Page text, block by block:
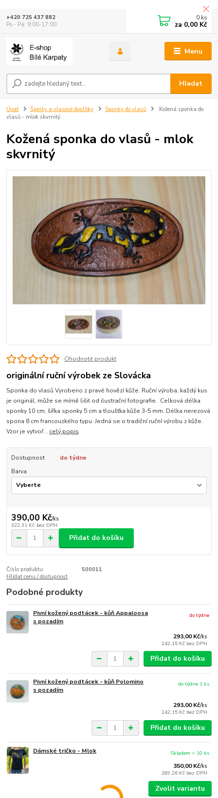
Menu
Hledat
+420 725 437 882
Po - Pá: 9:00-17:00
0 ks
za 0,00 Kč
Úvod Šperky a vlasové doplňky Sponky do vlasů
Kožená sponka do
vlasů - mlok skvrnitý
Kožená sponka do vlasů - mlok
skvrnitý
Ohodnotit produkt
originální ruční výrobek ze Slovácka
Sponka do vlasů Vyrobeno z pravé hovězí kůže. Ruční výroba, každý kus
je originál, může se mírně lišit od ilustrační fotografie. Celková délka
sponky 10 cm, šířka sponky 5 cm a tloušťka kůže 3-5 mm. Délka nerezová
spona 8 cm francouzkého typu. Jedná se o tradiční ruční výrobu z kůže.
Vzor je vytvoř... celý popis
Dostupnost
do týdne
Barva
390,00 Kč/ks
322,31 Kč bez DPH
Přidat do košíku
Číslo produktu:
500011
Hlídat cenu / dostupnost
Podobné produkty
Pivní kožený podtácek - kůň Appaloosa
s pozadím
293,00 Kč/ks
242,15 Kč bez DPH
do týdne
Přidat do košíku
Pivní kožený podtácek - kůň Polomino
s pozadím
293,00 Kč/ks
242,15 Kč bez DPH
do týdne 1 ks
Přidat do košíku
Dámské tričko - Mlok
350,00 Kč/ks
289,26 Kč bez DPH
Skladem > 10 ks
Zvolit variantu